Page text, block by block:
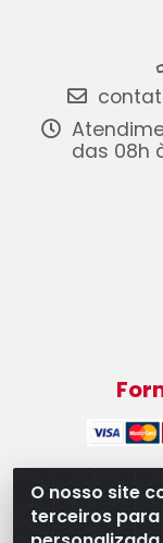
O nosso site
terceiros
das 08h
WB